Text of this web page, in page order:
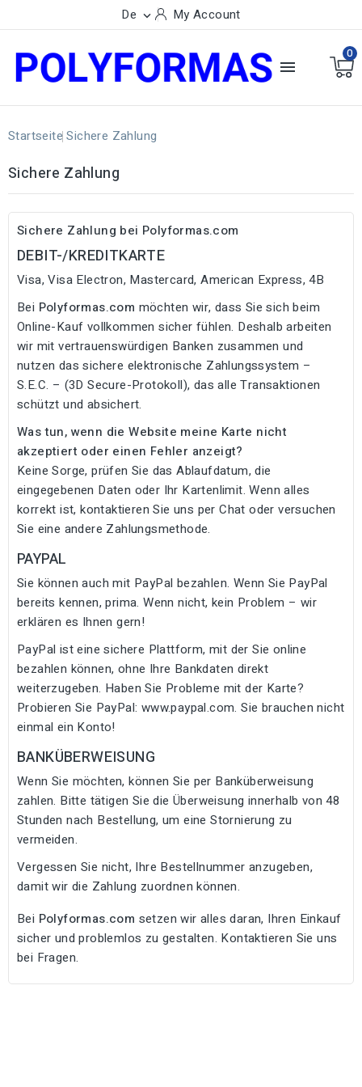
De  My Account

0
Startseite Sichere Zahlung
Sichere Zahlung
Sichere Zahlung bei Polyformas.com
DEBIT-/KREDITKARTE
Visa, Visa Electron, Mastercard, American Express, 4B
Bei Polyformas.com möchten wir, dass Sie sich beim
Online-Kauf vollkommen sicher fühlen. Deshalb arbeiten
wir mit vertrauenswürdigen Banken zusammen und
nutzen das sichere elektronische Zahlungssystem –
S.E.C. – (3D Secure-Protokoll), das alle Transaktionen
schützt und absichert.
Was tun, wenn die Website meine Karte nicht
akzeptiert oder einen Fehler anzeigt?
Keine Sorge, prüfen Sie das Ablaufdatum, die
eingegebenen Daten oder Ihr Kartenlimit. Wenn alles
korrekt ist, kontaktieren Sie uns per Chat oder versuchen
Sie eine andere Zahlungsmethode.
PAYPAL
Sie können auch mit PayPal bezahlen. Wenn Sie PayPal
bereits kennen, prima. Wenn nicht, kein Problem – wir
erklären es Ihnen gern!
PayPal ist eine sichere Plattform, mit der Sie online
bezahlen können, ohne Ihre Bankdaten direkt
weiterzugeben. Haben Sie Probleme mit der Karte?
Probieren Sie PayPal: www.paypal.com. Sie brauchen nicht
einmal ein Konto!
BANKÜBERWEISUNG
Wenn Sie möchten, können Sie per Banküberweisung
zahlen. Bitte tätigen Sie die Überweisung innerhalb von 48
Stunden nach Bestellung, um eine Stornierung zu
vermeiden.
Vergessen Sie nicht, Ihre Bestellnummer anzugeben,
damit wir die Zahlung zuordnen können.
Bei Polyformas.com setzen wir alles daran, Ihren Einkauf
sicher und problemlos zu gestalten. Kontaktieren Sie uns
bei Fragen.